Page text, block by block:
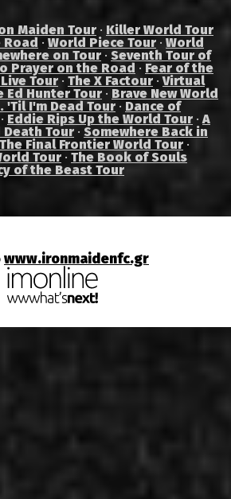
Maiden Tour · Killer World Tour
Road · World Piece Tour · World
on Tour · Seventh Tour of
Prayer on the Road · Fear of the
Tour · The X Factour ·Virtual
Ed Hunter Tour · Brave New World
'Til I'm Dead Tour · Dance of
· Eddie Rips Up the World Tour ·A
Tour · Somewhere Back in
The Final Frontier World Tour ·
Tour · The Book of Souls
of the Beast Tour
www.ironmaidenfc.gr